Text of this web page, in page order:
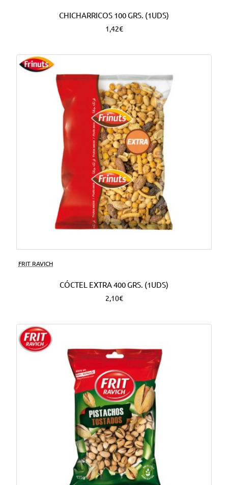
CHICHARRICOS 100 GRS. (1UDS)
1,42€
FRIT RAVICH
CÓCTEL EXTRA 400 GRS. (1UDS)
2,10€